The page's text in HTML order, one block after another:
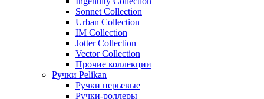
Sonnet Collection
Urban Collection
IM Collection
Jotter Collection
Vector Collection
Прочие коллекции
Ручки Pelikan
Ручки перьевые
Ручки-роллеры